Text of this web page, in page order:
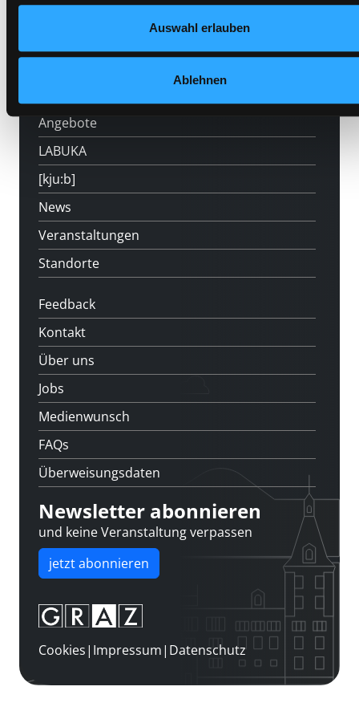
Auswahl erlauben
Ablehnen
800
Angebote
LABUKA
[kju:b]
News
Veranstaltungen
Standorte
Feedback
Kontakt
Über uns
Jobs
Medienwunsch
FAQs
Überweisungsdaten
Newsletter abonnieren
und keine Veranstaltung verpassen
jetzt abonnieren
Cookies| Impressum| Datenschutz